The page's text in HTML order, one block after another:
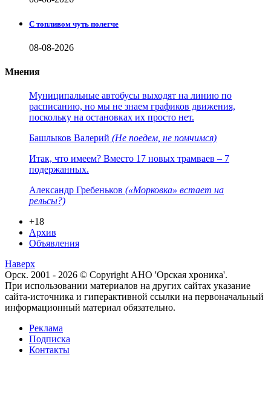
С топливом чуть полегче
08-08-2026
Мнения
Муниципальные автобусы выходят на линию по
расписанию, но мы не знаем графиков движения,
поскольку на остановках их просто нет.
Башлыков Валерий (Не поедем, не помчимся)
Итак, что имеем? Вместо 17 новых трамваев – 7
подержанных.
Александр Гребеньков («Морковка» встает на
рельсы?)
+18
Архив
Объявления
Наверх
Орск. 2001 - 2026 © Copyright АНО 'Орская хроника'.
При использовании материалов на других сайтах указание
сайта-источника и гиперактивной ссылки на первоначальный
информационный материал обязательно.
Реклама
Подписка
Контакты